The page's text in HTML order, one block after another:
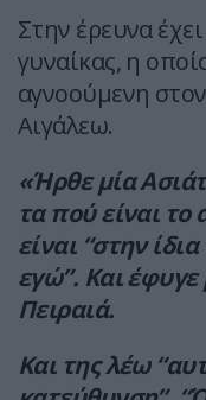
Στην έρευνα
γυναίκας, η
αγνοούμενη
Αιγάλεω.
«Ήρθε μία
τα πού είναι το
είναι “στην
εγώ”. Και
Πειραιά.
Και της λέω